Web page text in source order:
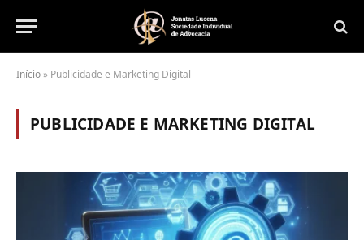
Início » Publicidade e Marketing Digital
PUBLICIDADE E MARKETING DIGITAL